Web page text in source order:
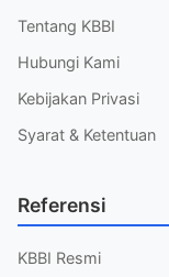
Tentang KBBI
Hubungi Kami
Kebijakan Privasi
Syarat & Ketentuan
Referensi
KBBI Resmi